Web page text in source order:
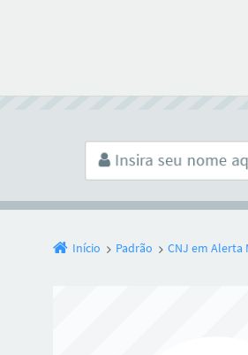
Início Padrão CNJ em Alerta